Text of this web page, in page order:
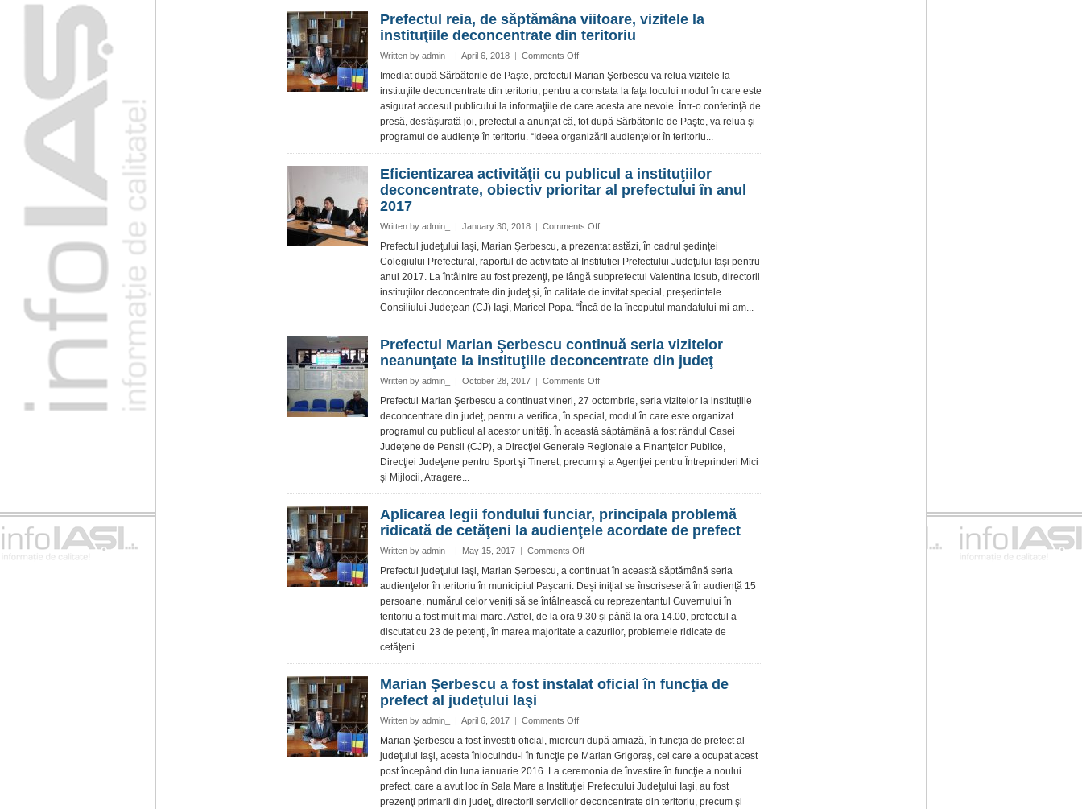
în
funcţia
de
al
judeţului
Iaşi
Prefectul reia, de săptămâna viitoare, vizitele la
instituţiile deconcentrate din teritoriu
Written by admin_ | April 6, 2018 | Comments Offon
reia,
de
săptămâna
viitoare,
vizitele
deconcentrate
din
Imediat după Sărbătorile de Paşte, prefectul Marian Şerbescu va relua vizitele la
instituţiile deconcentrate din teritoriu, pentru a constata la faţa locului modul în care este
asigurat accesul publicului la informaţiile de care acesta are nevoie. Într-o conferinţă de
presă, desfăşurată joi, prefectul a anunţat că, tot după Sărbătorile de Paşte, va relua şi
programul de audienţe în teritoriu. “Ideea organizării audienţelor în teritoriu...
Eficientizarea activităţii cu publicul a instituţiilor
deconcentrate, obiectiv prioritar al prefectului în anul
2017
Written by admin_ | January 30, 2018 | Comments Offon
activităţii
cu
publicul
a
instituţiilor
prioritar
al
prefectului
anul
2017
Prefectul judeţului Iaşi, Marian Şerbescu, a prezentat astăzi, în cadrul ședinței
Colegiului Prefectural, raportul de activitate al Instituției Prefectului Judeţului Iaşi pentru
anul 2017. La întâlnire au fost prezenţi, pe lângă subprefectul Valentina Iosub, directorii
instituţiilor deconcentrate din judeţ şi, în calitate de invitat special, preşedintele
Consiliului Judeţean (CJ) Iaşi, Maricel Popa. “Încă de la începutul mandatului mi-am...
Prefectul Marian Şerbescu continuă seria vizitelor
neanunţate la instituţiile deconcentrate din judeţ
Written by admin_ | October 28, 2017 | Comments Offon
Marian
Şerbescu
continuă
seria
vizitelor
deconcentrate
din
Prefectul Marian Şerbescu a continuat vineri, 27 octombrie, seria vizitelor la instituțiile
deconcentrate din județ, pentru a verifica, în special, modul în care este organizat
programul cu publicul al acestor unităţi. În această săptămână a fost rândul Casei
Judeţene de Pensii (CJP), a Direcţiei Generale Regionale a Finanţelor Publice,
Direcţiei Judeţene pentru Sport şi Tineret, precum şi a Agenţiei pentru Întreprinderi Mici
şi Mijlocii, Atragere...
Aplicarea legii fondului funciar, principala problemă
ridicată de cetăţeni la audienţele acordate de prefect
Written by admin_ | May 15, 2017 | Comments Offon
legii
fondului
funciar,
principala
problemă
la
prefect
Prefectul judeţului Iaşi, Marian Şerbescu, a continuat în această săptămână seria
audienţelor în teritoriu în municipiul Paşcani. Deși inițial se înscriseseră în audiență 15
persoane, numărul celor veniți să se întâlnească cu reprezentantul Guvernului în
teritoriu a fost mult mai mare. Astfel, de la ora 9.30 și până la ora 14.00, prefectul a
discutat cu 23 de petenți, în marea majoritate a cazurilor, problemele ridicate de
cetăţeni...
Marian Şerbescu a fost instalat oficial în funcţia de
prefect al judeţului Iaşi
Written by admin_ | April 6, 2017 | Comments Offon
Şerbescu
a
fost
instalat
oficial
Marian Şerbescu a fost învestiti oficial, miercuri după amiază, în funcţia de prefect al
judeţului Iaşi, acesta înlocuindu-l în funcţie pe Marian Grigoraş, cel care a ocupat acest
post începând din luna ianuarie 2016. La ceremonia de învestire în funcţie a noului
prefect, care a avut loc în Sala Mare a Instituţiei Prefectului Judeţului Iaşi, au fost
prezenţi primarii din judeţ, directorii serviciilor deconcentrate din teritoriu, precum şi